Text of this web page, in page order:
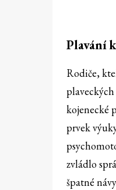
Plavání
Rodiče,
kojenecké
prvek
zvládlo
špatné